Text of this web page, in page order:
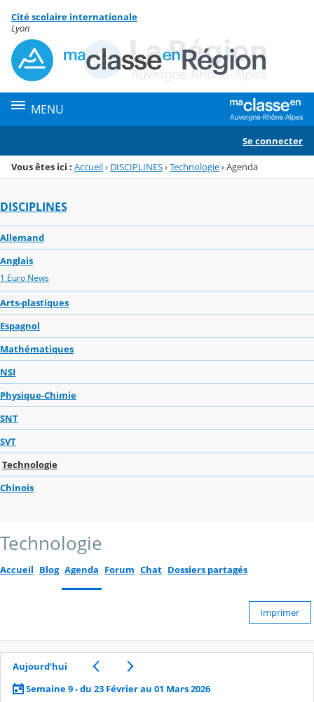
Menu de la rubrique
Contenu
Cité scolaire internationale
Lyon
MENU
Se connecter
Vous êtes ici : Accueil› DISCIPLINES›Technologie›Agenda
DISCIPLINES
Allemand
Anglais
1 Euro News
Arts-plastiques
Espagnol
Mathématiques
NSI
Physique-Chimie
SNT
SVT
Technologie
Chinois
Technologie
Accueil Blog Agenda Forum Chat Dossiers partagés
Imprimer
Aujourd’hui
Semaine 9 - du 23 Février au 01 Mars 2026